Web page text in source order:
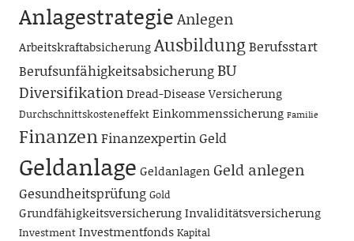
AnlagestrategieAnlegen
ArbeitskraftabsicherungAusbildung Berufsstart
BerufsunfähigkeitsabsicherungBU
DiversifikationDread-Disease Versicherung
Durchschnittskosteneffekt Einkommenssicherung Familie
FinanzenFinanzexpertinGeld
Geldanlage Geldanlagen Geld anlegen
Gesundheitsprüfung Gold
GrundfähigkeitsversicherungInvaliditätsversicherung
Investment Investmentfonds Kapital